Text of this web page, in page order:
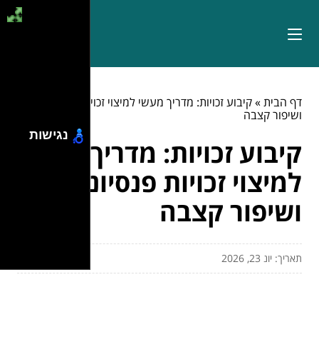
דף הבית»קיבוע זכויות: מדריך מעשי למיצוי זכויות פנסיוניות
ושיפור קצבה
קיבוע זכויות: מדריך מעשי
למיצוי זכויות פנסיוניות
ושיפור קצבה
תאריך: יונ 23, 2026
נגישות